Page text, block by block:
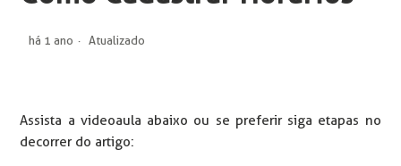
há 1 ano Atualizado
Assista a videoaula abaixo ou se preferir siga etapas no
decorrer do artigo: